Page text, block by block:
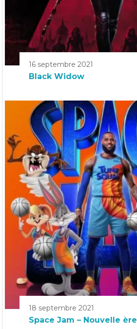
16 septembre 2021
Black Widow
18 septembre 2021
Space Jam – Nouvelle ère